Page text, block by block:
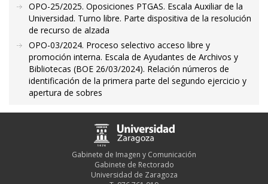
OPO-25/2025. Oposiciones PTGAS. Escala Auxiliar de la
Universidad. Turno libre. Parte dispositiva de la resolución
de recurso de alzada
OPO-03/2024. Proceso selectivo acceso libre y
promoción interna. Escala de Ayudantes de Archivos y
Bibliotecas (BOE 26/03/2024). Relación números de
identificación de la primera parte del segundo ejercicio y
apertura de sobres
Gabinete de Imagen y Comunicación
Gabinete de Rectorado
Universidad de Zaragoza